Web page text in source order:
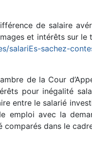
de salaire
et intérêts sur le
salariEs-sachez-
de la Cour
pour inégalité
entre le salarié
emploi avec la
comparés dans le